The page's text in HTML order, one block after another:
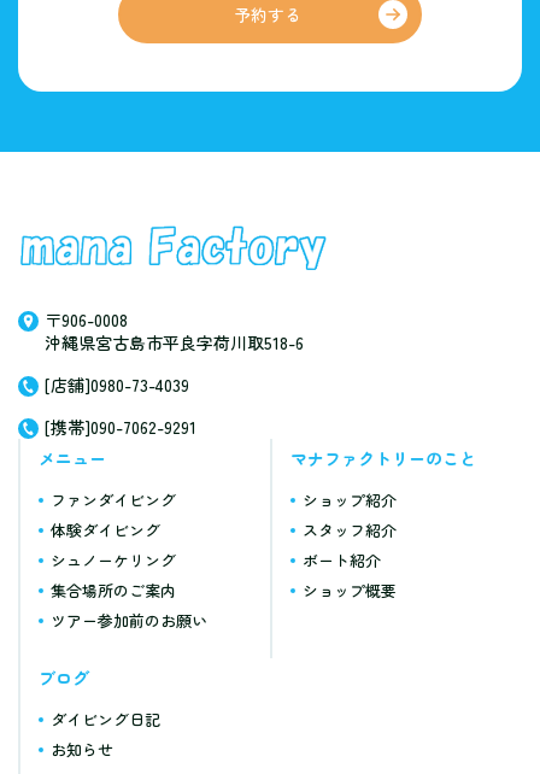
予約する
〒906-0008
沖縄県宮古島市平良字荷川取518-6
[店舗]0980-73-4039
[携帯]090-7062-9291
メニュー
ファンダイビング
体験ダイビング
シュノーケリング
集合場所のご案内
ツアー参加前のお願い
マナファクトリーのこと
ショップ紹介
スタッフ紹介
ボート紹介
ショップ概要
ブログ
ダイビング日記
お知らせ